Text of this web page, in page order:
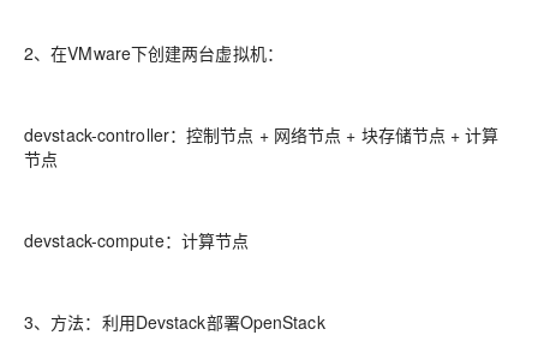
2、在VMware下创建两台虚拟机：
devstack-controller：控制节点 + 网络节点 + 块存储节点 + 计算
节点
devstack-compute：计算节点
3、方法：利用Devstack部署OpenStack